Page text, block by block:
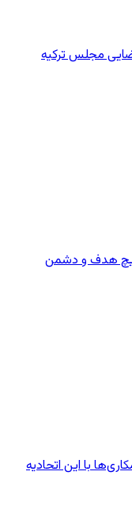
مجلس ترکیه
هدف و دشمن
با این اتحادیه